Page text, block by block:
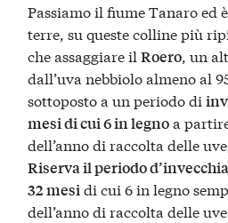
Passiamo il fiume Tanaro ed
terre, su queste colline più
che assaggiare ilRoero, un
dall’uva nebbiolo almeno al
sottoposto a un periodo di
mesi di cui 6 in legnoa
dell’anno di raccolta delle
Riserva il periodo
32 mesidi cui 6 in legno
dell’anno di raccolta delle